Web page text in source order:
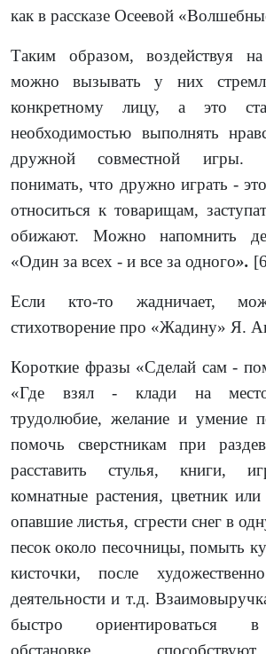
как в рассказе Осеевой
Таким образом, воздействуя
можно вызывать у них
конкретному лицу, а это
необходимостью выполнять
дружной совместной игры.
понимать, что дружно играть -
относиться к товарищам,
обижают. Можно напомнить
«Один за всех - и все за одного».
Если кто-то жадничает,
стихотворение про «Жадину» Я.
Короткие фразы «Сделай сам -
«Где взял - клади на
трудолюбие, желание и умение
помочь сверстникам при
расставить стулья, книги,
комнатные растения, цветник
опавшие листья, сгрести снег в
песок около песочницы, помыть
кисточки, после
деятельности и т.д.
быстро ориентироваться
обстановке,